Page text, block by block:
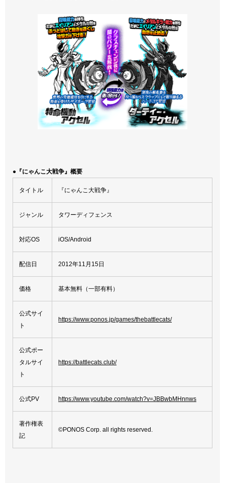
●『にゃんこ大戦争』概要
タイトル 『にゃんこ大戦争』
ジャンル タワーディフェンス
対応OS iOS/Android
配信日 2012年11月15日
価格 基本無料（一部有料）
公式サイ
ト
https://www.ponos.jp/games/thebattlecats/
公式ポー
タルサイ
ト
https://battlecats.club/
公式PV https://www.youtube.com/watch?v=JBBwbMHnnws
著作権表
記
©PONOS Corp. all rights reserved.